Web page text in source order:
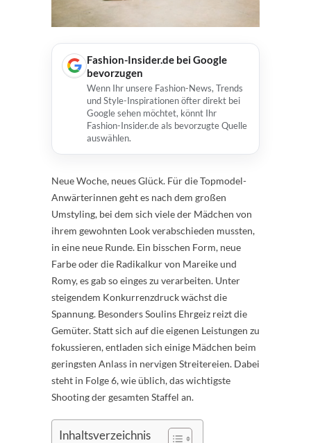
Fashion-Insider.de bei Google
bevorzugen
Wenn Ihr unsere Fashion-News, Trends
und Style-Inspirationen öfter direkt bei
Google sehen möchtet, könnt Ihr
Fashion-Insider.de als bevorzugte Quelle
auswählen.
Neue Woche, neues Glück. Für die Topmodel-
Anwärterinnen geht es nach dem großen
Umstyling, bei dem sich viele der Mädchen von
ihrem gewohnten Look verabschieden mussten,
in eine neue Runde. Ein bisschen Form, neue
Farbe oder die Radikalkur von Mareike und
Romy, es gab so einges zu verarbeiten. Unter
steigendem Konkurrenzdruck wächst die
Spannung. Besonders Soulins Ehrgeiz reizt die
Gemüter. Statt sich auf die eigenen Leistungen zu
fokussieren, entladen sich einige Mädchen beim
geringsten Anlass in nervigen Streitereien. Dabei
steht in Folge 6, wie üblich, das wichtigste
Shooting der gesamten Staffel an.
Inhaltsverzeichnis